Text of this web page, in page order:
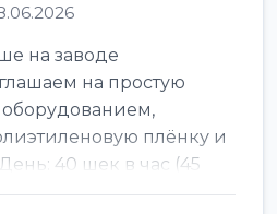
на заводе
на простую
оборудованием,
плёнку и
40 шек в час (45
-...